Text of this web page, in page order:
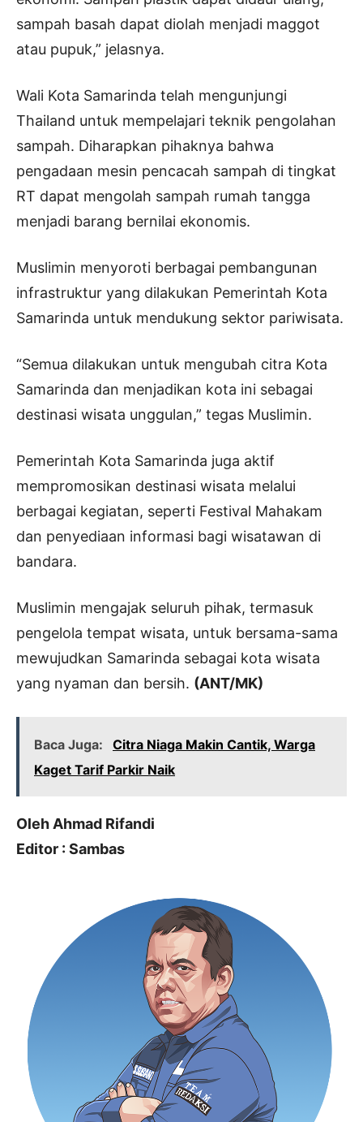
sampah basah dapat diolah menjadi maggot
atau pupuk,” jelasnya.
Wali Kota Samarinda telah mengunjungi
Thailand untuk mempelajari teknik pengolahan
sampah. Diharapkan pihaknya bahwa
pengadaan mesin pencacah sampah di tingkat
RT dapat mengolah sampah rumah tangga
menjadi barang bernilai ekonomis.
Muslimin menyoroti berbagai pembangunan
infrastruktur yang dilakukan Pemerintah Kota
Samarinda untuk mendukung sektor pariwisata.
“Semua dilakukan untuk mengubah citra Kota
Samarinda dan menjadikan kota ini sebagai
destinasi wisata unggulan,” tegas Muslimin.
Pemerintah Kota Samarinda juga aktif
mempromosikan destinasi wisata melalui
berbagai kegiatan, seperti Festival Mahakam
dan penyediaan informasi bagi wisatawan di
bandara.
Muslimin mengajak seluruh pihak, termasuk
pengelola tempat wisata, untuk bersama-sama
mewujudkan Samarinda sebagai kota wisata
yang nyaman dan bersih. (ANT/MK)
Baca Juga:
Citra Niaga Makin Cantik, Warga
Kaget Tarif Parkir Naik
Oleh Ahmad Rifandi
Editor : Sambas